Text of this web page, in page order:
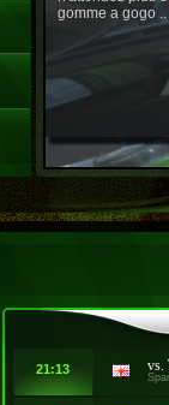
gomme a gogo ..
21:13 vs.